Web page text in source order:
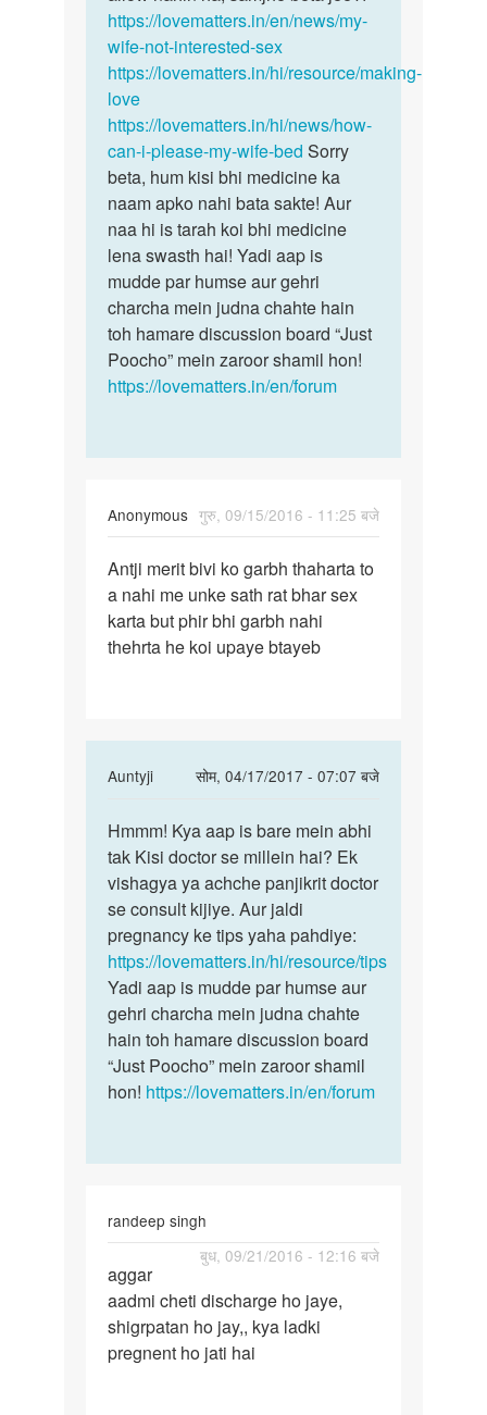
https://lovematters.in/en/news/my-
wife-not-interested-sex
https://lovematters.in/hi/resource/making-
love
https://lovematters.in/hi/news/how-
can-i-please-my-wife-bed Sorry
beta, hum kisi bhi medicine ka
naam apko nahi bata sakte! Aur
naa hi is tarah koi bhi medicine
lena swasth hai! Yadi aap is
mudde par humse aur gehri
charcha mein judna chahte hain
toh hamare discussion board “Just
Poocho” mein zaroor shamil hon!
https://lovematters.in/en/forum
Anonymous गुरु, 09/15/2016 - 11:25 बजे
Antji
merit
bivi
ko
Antji merit bivi ko garbh thaharta to
a nahi me unke sath rat bhar sex
karta but phir bhi garbh nahi
thehrta he koi upaye btayeb
Auntyji
सोम, 04/17/2017 - 07:07 बजे
In
to
Antji
merit
bivi
ko
garbh
by
Anonymous
Hmmm!
Kya
aap
is
bare
mein
Hmmm! Kya aap is bare mein abhi
tak Kisi doctor se millein hai? Ek
vishagya ya achche panjikrit doctor
se consult kijiye. Aur jaldi
pregnancy ke tips yaha pahdiye:
https://lovematters.in/hi/resource/tips
Yadi aap is mudde par humse aur
gehri charcha mein judna chahte
hain toh hamare discussion board
“Just Poocho” mein zaroor shamil
hon! https://lovematters.in/en/forum
randeep singh
बुध, 09/21/2016 - 12:16 बजे
aggar
aadmi
cheti
discharge
aggar
aadmi cheti discharge ho jaye,
shigrpatan ho jay,, kya ladki
pregnent ho jati hai